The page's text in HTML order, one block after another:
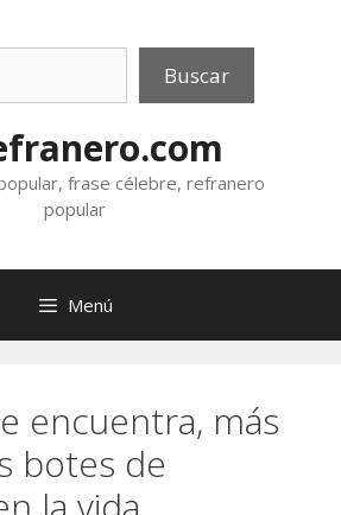
Buscar
frase célebre, refranero
popular
Menú
encuentra, más
botes de